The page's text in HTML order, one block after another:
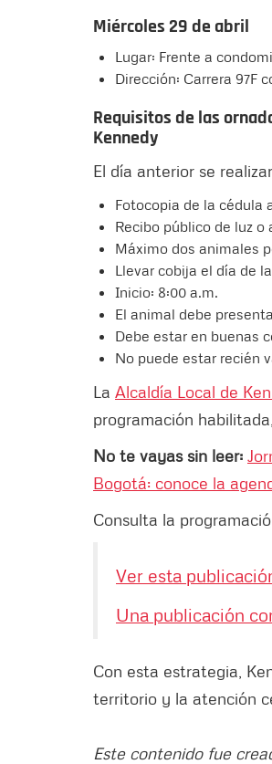
Miércoles 29 de abril
Lugar: Frente a
Dirección: Carrera 97F
Requisitos de las
Kennedy
El día anterior se
Fotocopia de la cédula
Recibo público de luz o
Máximo dos animales
Llevar cobija el día de
Inicio: 8:00 a.m.
El animal debe
Debe estar en buenas
No puede estar recién
La Alcaldía Local de
programación
No te vayas sin leer:
Bogotá: conoce la
Consulta la
Ver esta
Una publicación
Con esta estrategia,
territorio y la atención
Este contenido fue